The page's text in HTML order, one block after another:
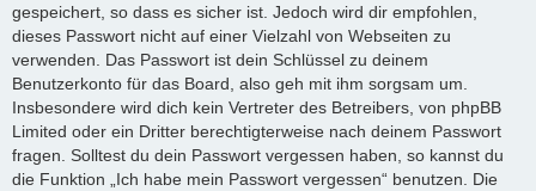
gespeichert, so dass es sicher ist. Jedoch wird dir empfohlen,
dieses Passwort nicht auf einer Vielzahl von Webseiten zu
verwenden. Das Passwort ist dein Schlüssel zu deinem
Benutzerkonto für das Board, also geh mit ihm sorgsam um.
Insbesondere wird dich kein Vertreter des Betreibers, von phpBB
Limited oder ein Dritter berechtigterweise nach deinem Passwort
fragen. Solltest du dein Passwort vergessen haben, so kannst du
die Funktion „Ich habe mein Passwort vergessen“ benutzen. Die